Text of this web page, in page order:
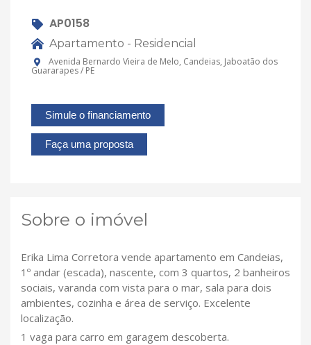
AP0158
Apartamento - Residencial
Avenida Bernardo Vieira de Melo, Candeias, Jaboatão dos
Guararapes / PE
Simule o financiamento
Faça uma proposta
Sobre o imóvel
Erika Lima Corretora vende apartamento em Candeias,
1º andar (escada), nascente, com 3 quartos, 2 banheiros
sociais, varanda com vista para o mar, sala para dois
ambientes, cozinha e área de serviço. Excelente
localização.
1 vaga para carro em garagem descoberta.